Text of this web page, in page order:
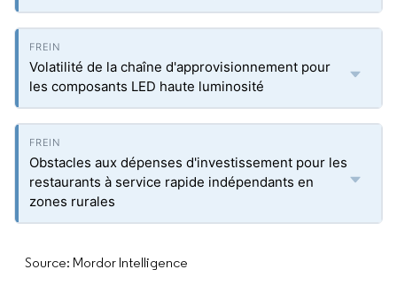
Volatilité de la chaîne d'approvisionnement pour
les composants LED haute luminosité
Obstacles aux dépenses d'investissement pour les
restaurants à service rapide indépendants en
zones rurales
Source: Mordor Intelligence